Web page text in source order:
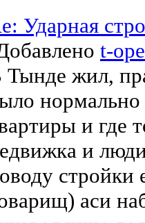
Ударная
t-
Тынде жил,
нормально
и где
и
стройки
аси